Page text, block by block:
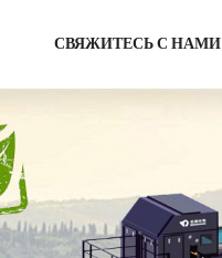
СВЯЖИТЕСЬ С НАМИ